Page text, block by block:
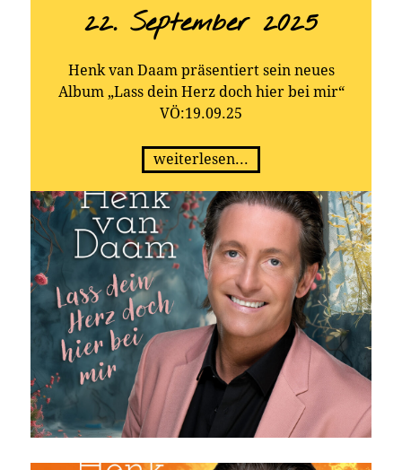
22. September 2025
Henk van Daam präsentiert sein neues
Album „Lass dein Herz doch hier bei mir“
VÖ:19.09.25
weiterlesen...